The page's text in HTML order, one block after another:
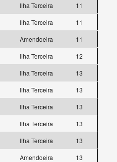
Ilha Terceira
11
Ilha Terceira
11
Amendoeira
11
Ilha Terceira
12
Ilha Terceira
13
Ilha Terceira
13
Ilha Terceira
13
Ilha Terceira
13
Ilha Terceira
13
Amendoeira
13